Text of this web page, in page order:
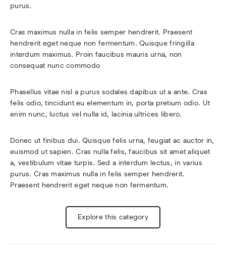
purus.
Cras maximus nulla in felis semper hendrerit. Praesent
hendrerit eget neque non fermentum. Quisque fringilla
interdum maximus. Proin faucibus mauris urna, non
consequat nunc commodo
Phasellus vitae nisl a purus sodales dapibus ut a ante. Cras
felis odio, tincidunt eu elementum in, porta pretium odio. Ut
enim nunc, luctus vel nulla id, lacinia ultrices libero.
Donec ut finibus dui. Quisque felis urna, feugiat ac auctor in,
euismod ut sapien. Cras nulla felis, faucibus sit amet aliquet
a, vestibulum vitae turpis. Sed a interdum lectus, in varius
purus. Cras maximus nulla in felis semper hendrerit.
Praesent hendrerit eget neque non fermentum.
Explore this category